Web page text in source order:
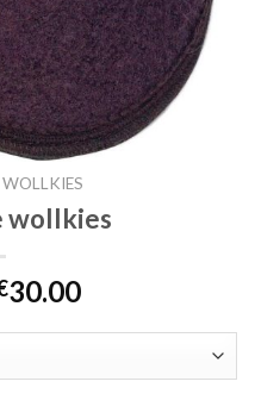
wollkies
30.00